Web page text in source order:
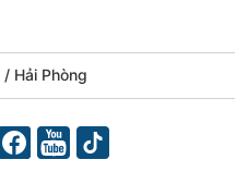
Hải Phòng